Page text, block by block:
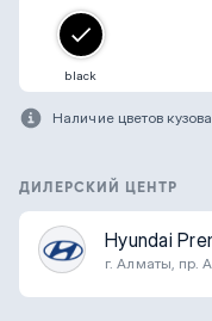
black
Наличие цветов
ДИЛЕРСКИЙ ЦЕНТР
Hyundai
г. Алматы, пр.